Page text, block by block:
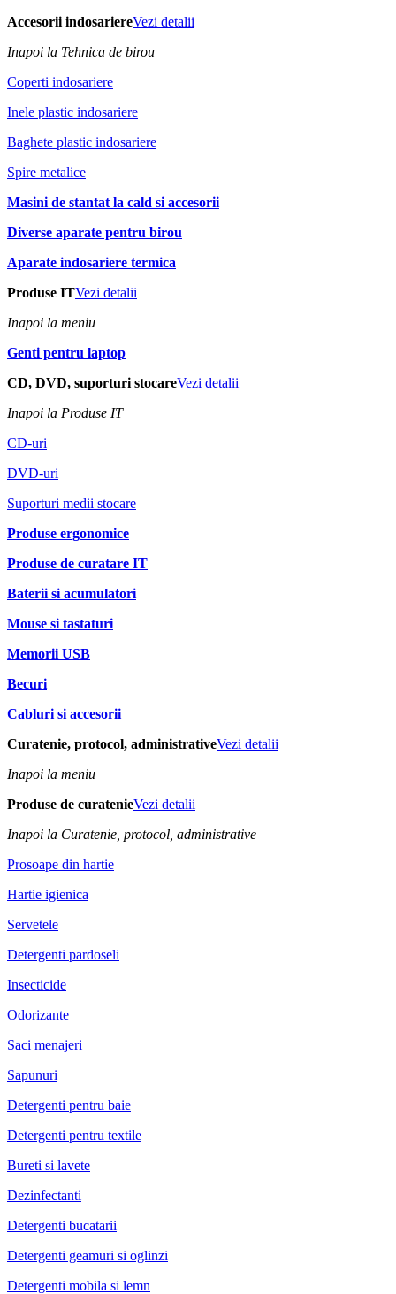
Accesorii indosariereVezi detalii
Inapoi la Tehnica de birou
Coperti indosariere
Inele plastic indosariere
Baghete plastic indosariere
Spire metalice
Masini de stantat la cald si accesorii
Diverse aparate pentru birou
Aparate indosariere termica
Produse ITVezi detalii
Inapoi la meniu
Genti pentru laptop
CD, DVD, suporturi stocareVezi detalii
Inapoi la Produse IT
CD-uri
DVD-uri
Suporturi medii stocare
Produse ergonomice
Produse de curatare IT
Baterii si acumulatori
Mouse si tastaturi
Memorii USB
Becuri
Cabluri si accesorii
Curatenie, protocol, administrativeVezi detalii
Inapoi la meniu
Produse de curatenieVezi detalii
Inapoi la Curatenie, protocol, administrative
Prosoape din hartie
Hartie igienica
Servetele
Detergenti pardoseli
Insecticide
Odorizante
Saci menajeri
Sapunuri
Detergenti pentru baie
Detergenti pentru textile
Bureti si lavete
Dezinfectanti
Detergenti bucatarii
Detergenti geamuri si oglinzi
Detergenti mobila si lemn